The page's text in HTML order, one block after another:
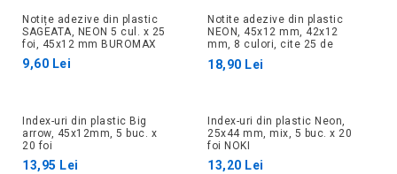
Notițe adezive din plastic
SAGEATA, NEON 5 cul. x 25
foi, 45x12 mm BUROMAX
9,60 Lei
Notite adezive din plastic
NEON, 45x12 mm, 42x12
mm, 8 culori, cite 25 de
coli.
18,90 Lei
Index-uri din plastic Big
arrow, 45x12mm, 5 buc. x
20 foi
13,95 Lei
Index-uri din plastic Neon,
25x44 mm, mix, 5 buc. x 20
foi NOKI
13,20 Lei